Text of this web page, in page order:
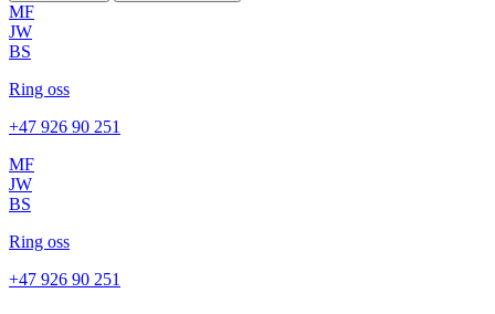
MF
JW
BS
Ring oss
+47 926 90 251
MF
JW
BS
Ring oss
+47 926 90 251